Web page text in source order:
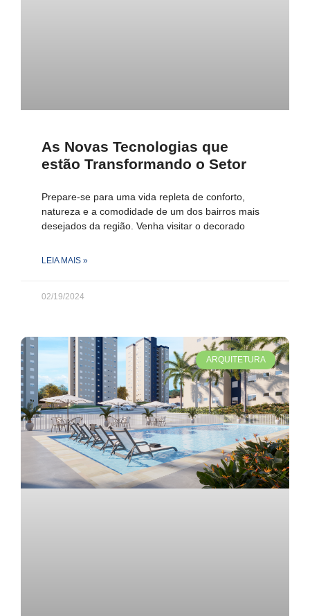
As Novas Tecnologias que
estão Transformando o Setor
Prepare-se para uma vida repleta de conforto,
natureza e a comodidade de um dos bairros mais
desejados da região. Venha visitar o decorado
LEIA MAIS »
02/19/2024
ARQUITETURA